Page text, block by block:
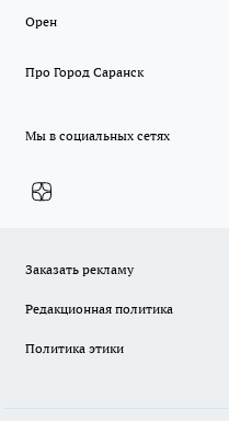
Орен
Про Город Саранск
Мы в социальных сетях
Заказать рекламу
Редакционная политика
Политика этики